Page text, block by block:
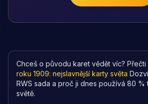
Chceš o původu karet vědět víc? Přečti
roku 1909: nejslavnější karty světa
RWS sada a proč ji dnes používá 80 %
světě.